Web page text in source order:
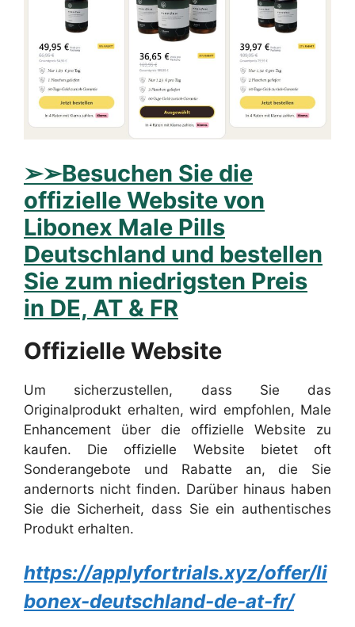
➢➢Besuchen Sie die
offizielle Website von
Libonex Male Pills
Deutschland und bestellen
Sie zum niedrigsten Preis
in DE, AT & FR
Offizielle Website
Um sicherzustellen, dass Sie das
Originalprodukt erhalten, wird empfohlen, Male
Enhancement über die offizielle Website zu
kaufen. Die offizielle Website bietet oft
Sonderangebote und Rabatte an, die Sie
andernorts nicht finden. Darüber hinaus haben
Sie die Sicherheit, dass Sie ein authentisches
Produkt erhalten.
https://applyfortrials.xyz/offer/li
bonex-deutschland-de-at-fr/